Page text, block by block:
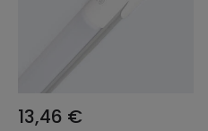
13,46 €